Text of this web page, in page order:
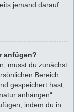
jemand darauf
anfügen?
musst du zunächst
Bereich
gespeichert hast,
anhängen“
indem du in